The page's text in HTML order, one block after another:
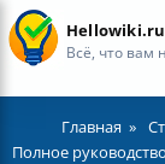
Hellowiki.ru
Всё, что вам
Главная
Полное